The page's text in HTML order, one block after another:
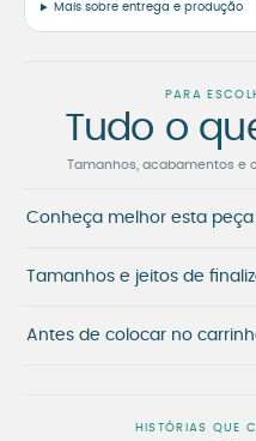
Mais sobre entrega e produção
PARA
Tudo o
Tamanhos, acabamentos e
Conheça melhor esta peça
Tamanhos e jeitos de
Antes de colocar no
HISTÓRIAS QUE